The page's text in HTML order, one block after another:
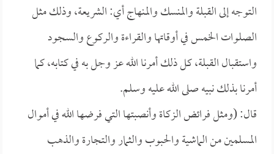
التوجه إلى القبلة والمنسك والمنهاج أي: الشريعة، وذلك مثل
الصلوات الخمس في أوقاتها والقراءة والركوع والسجود
واستقبال القبلة، كل ذلك أمرنا الله عز وجل به في كتابه، كما
أمرنا بذلك نبيه صلى الله عليه وسلم.
قال: (ومثل فرائض الزكاة وأنصبتها التي فرضها الله في أموال
المسلمين من الماشية والحبوب والثمار والتجارة والذهب